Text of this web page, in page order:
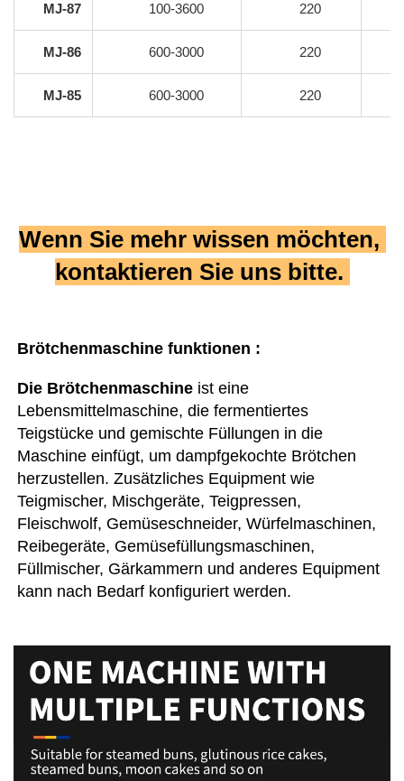
MJ-87 100-3600 220
MJ-86 600-3000 220
MJ-85 600-3000 220
Wenn Sie mehr wissen möchten,
kontaktieren Sie uns bitte.
Brötchenmaschine funktionen :
Die Brötchenmaschine ist eine
Lebensmittelmaschine, die fermentiertes
Teigstücke und gemischte Füllungen in die
Maschine einfügt, um dampfgekochte Brötchen
herzustellen. Zusätzliches Equipment wie
Teigmischer, Mischgeräte, Teigpressen,
Fleischwolf, Gemüseschneider, Würfelmaschinen,
Reibegeräte, Gemüsefüllungsmaschinen,
Füllmischer, Gärkammern und anderes Equipment
kann nach Bedarf konfiguriert werden.